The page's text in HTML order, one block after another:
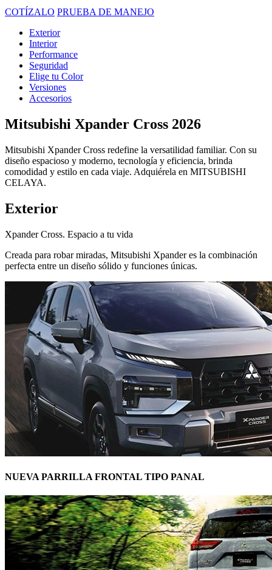
COTÍZALO PRUEBA DE MANEJO
Exterior
Interior
Performance
Seguridad
Elige tu Color
Versiones
Accesorios
Mitsubishi Xpander Cross 2026
Mitsubishi Xpander Cross redefine la versatilidad familiar. Con su
diseño espacioso y moderno, tecnología y eficiencia, brinda
comodidad y estilo en cada viaje. Adquiérela en MITSUBISHI
CELAYA.
Exterior
Xpander Cross. Espacio a tu vida
Creada para robar miradas, Mitsubishi Xpander es la combinación
perfecta entre un diseño sólido y funciones únicas.
NUEVA PARRILLA FRONTAL TIPO PANAL